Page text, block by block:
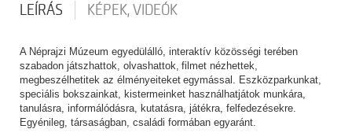
LEÍRÁS KÉPEK, VIDEÓK
A Néprajzi Múzeum egyedülálló, interaktív közösségi terében
szabadon játszhattok, olvashattok, filmet nézhettek,
megbeszélhetitek az élményeiteket egymással. Eszközparkunkat,
speciális bokszainkat, kistermeinket használhatjátok munkára,
tanulásra, informálódásra, kutatásra, játékra, felfedezésekre.
Egyénileg, társaságban, családi formában egyaránt.